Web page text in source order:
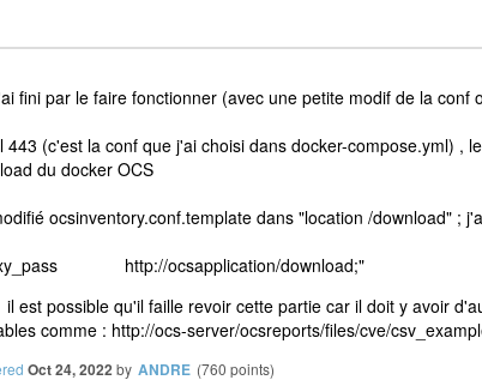
fini par le faire fonctionner (avec une petite modif de la conf
443 (c'est la conf que j'ai choisi dans docker-compose.yml) ,
du docker OCS
ocsinventory.conf.template dans "location /download" ;
http://ocsapplication/download;"
il est possible qu'il faille revoir cette partie car il doit y avoir
comme : http://ocs-server/ocsreports/files/cve/
Oct 24, 2022by ANDRE (760 points)